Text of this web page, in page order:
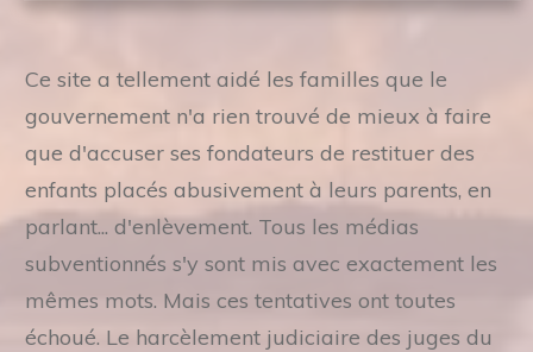
Ce site a tellement aidé les familles que le
gouvernement n'a rien trouvé de mieux à faire
que d'accuser ses fondateurs de restituer des
enfants placés abusivement à leurs parents, en
parlant... d'enlèvement. Tous les médias
subventionnés s'y sont mis avec exactement les
mêmes mots. Mais ces tentatives ont toutes
échoué. Le harcèlement judiciaire des juges du